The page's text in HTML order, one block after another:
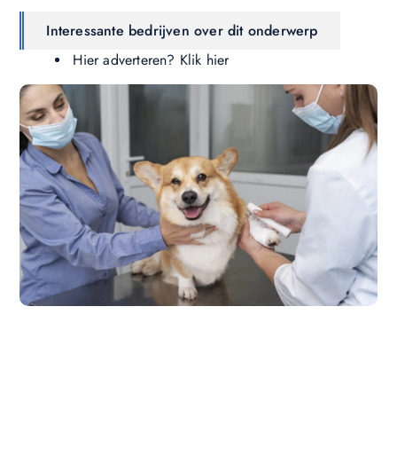
Interessante bedrijven over dit onderwerp
Hier adverteren? Klik hier